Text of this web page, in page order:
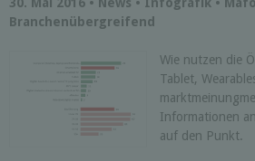
30. Mai 2016 • News • Infografik •
Branchenübergreifend
Wie nutzen die
Tablet,
Informationen
auf den Punkt.